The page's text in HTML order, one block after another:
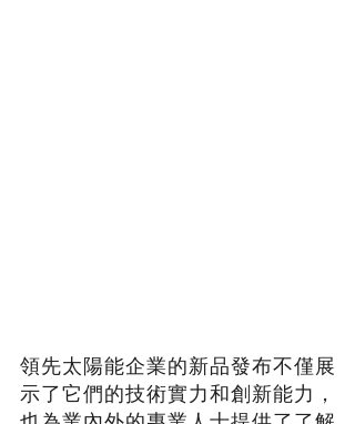
領先太陽能企業的新品發布不僅展
示了它們的技術實力和創新能力，